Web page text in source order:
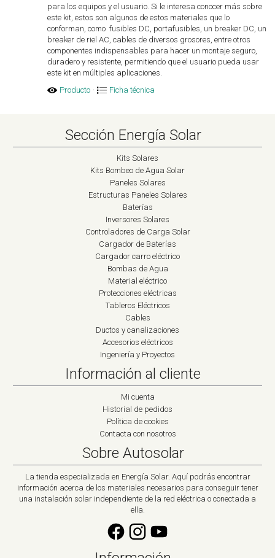
para los equipos y el usuario. Si le interesa conocer más sobre
este kit, estos son algunos de estos materiales que lo
conforman, como fusibles DC, portafusibles, un breaker DC, un
breaker de riel AC, cables de diversos grosores, entre otros
componentes indispensables para hacer un montaje seguro,
duradero y resistente, permitiendo que el usuario pueda usar
este kit en múltiples aplicaciones.
Producto · Ficha técnica
Sección Energía Solar
Kits Solares
Kits Bombeo de Agua Solar
Paneles Solares
Estructuras Paneles Solares
Baterías
Inversores Solares
Controladores de Carga Solar
Cargador de Baterías
Cargador carro eléctrico
Bombas de Agua
Material eléctrico
Protecciones eléctricas
Tableros Eléctricos
Cables
Ductos y canalizaciones
Accesorios eléctricos
Ingeniería y Proyectos
Información al cliente
Mi cuenta
Historial de pedidos
Política de cookies
Contacta con nosotros
Sobre Autosolar
La tienda especializada en Energía Solar. Aquí podrás encontrar
información acerca de los materiales necesarios para conseguir tener
una instalación solar independiente de la red eléctrica o conectada a
ella.